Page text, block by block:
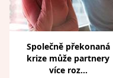
Společně překonaná
krize může partnery
více roz...